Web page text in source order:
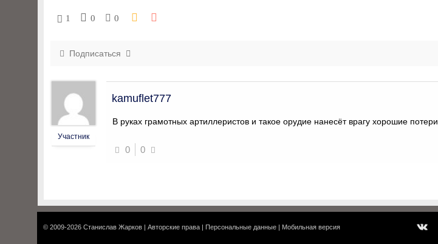
1 0 0
Подписаться
Участник
kamuflet777
В руках грамотных артиллеристов и такое орудие нанесёт врагу хорошие потери.
0 0
© 2009-2026 Станислав Жарков | Авторские права | Персональные данные | Мобильная версия